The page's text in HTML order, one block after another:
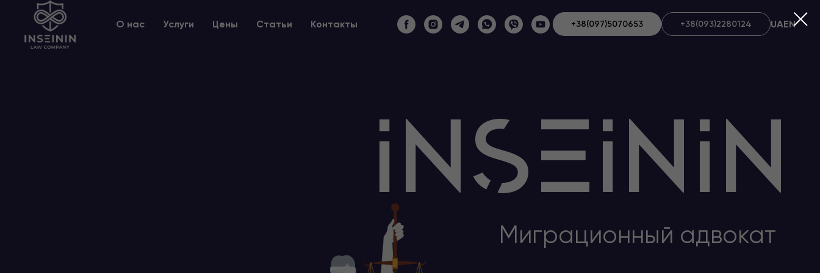
О нас Услуги Цены Статьи Контакты +38(097)5070653 +38(093)2280124 UAEN
Миграционный адвокат